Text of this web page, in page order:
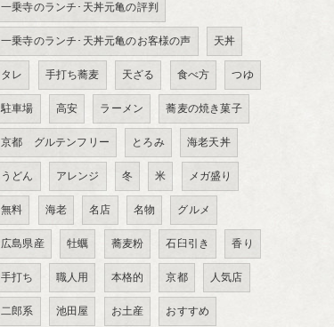
一乗寺のランチ･天丼元亀の評判
一乗寺のランチ･天丼元亀のお客様の声 天丼
タレ 手打ち蕎麦 天ざる 食べ方 つゆ
駐車場 高安 ラーメン 蕎麦の焼き菓子
京都 グルテンフリー とろみ 海老天丼
うどん アレンジ 冬 米 メガ盛り
無料 海老 名店 名物 グルメ
広島県産 牡蠣 蕎麦粉 石臼引き 香り
手打ち 職人用 本格的 京都 人気店
二郎系 池田屋 お土産 おすすめ